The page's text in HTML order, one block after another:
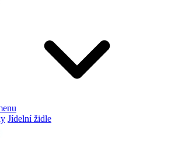
Jídelní židle